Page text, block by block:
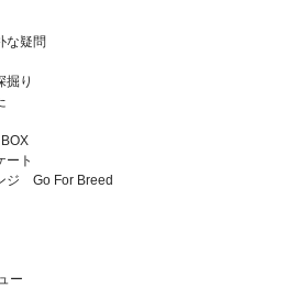
な疑問
掘り
ト
ジ Go For Breed
ー